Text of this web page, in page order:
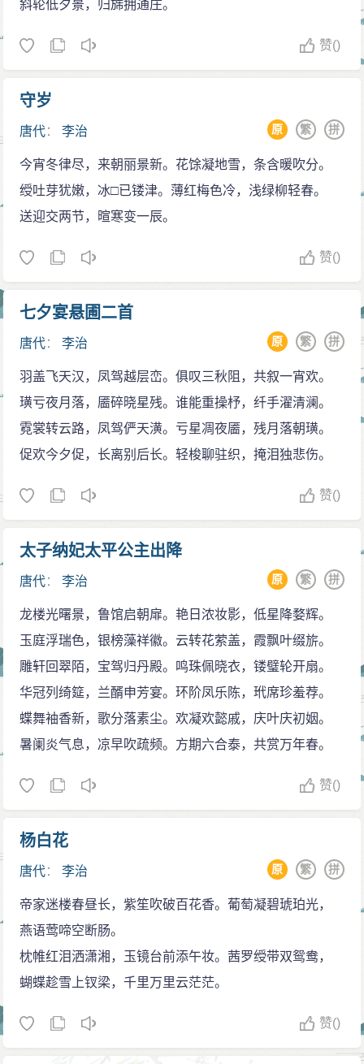
大食国始遣使来唐。
永徽三年 （652）年正月，唐军在牢山大败贺鲁军。
塔。七月户部计，全国380万户。十一月驳马国遣使朝
永徽四年（653年），房遗爱、高阳公主、巴陵公
主、薛万彻柴令武等人密谋拥立荆州王元景为帝，事情
败露，，二月三日，房遗爱、薛万彻、柴令武等都被处
死；李元景、巴陵、高阳公主都被赐以自杀。左骁卫大
贬。
同年，李治颁布孔颖达的《五经正义》，每年秋举明经
考试就依据《五经正义》。
乾纲独断
早在李治还是太子的时候，就与大他四岁的太宗才
人武氏私通；唐太宗驾崩后，武氏依唐后宫之例，入感
永徽元年（650年）五月，唐高宗在太宗周年忌日入
后的思念之情。
永徽二年（651年）五月，唐高宗的孝服已满，武氏
便再度入宫。次年五月，被拜为二品昭仪。
不久高宗欲废王皇后，改立武氏为后。对此，长孙
无忌及褚遂良等元老重臣表示反对。李义府、许敬宗等
却迎合帝意，表示赞成；宿将李勣则奏称：“此陛下家
事，何必更问外人。”高宗在李义府等人的支持下，终于
在永徽六年（655年）废王皇后，立武氏为皇后。长孙无
遂良则被流放至更遥远的爱州（今越南清化），死在那
帝后争锋
李治因武后慢慢有主导政局的趋势，一度有废后的
打算，未料计划被武后得知，武后向李治申诉辩解，事
情遂作罢，但是协助李治拟诏的上官仪则遭族诛。这件
事情过后，李治再也无由压制武后。
显庆末年，李治患风眩头重，目不能视，难于操持
用天皇称号，与天后武氏并称二圣。
上元二年（675），李治患的风眩症更厉害了，便与
斜轮低夕景，归旆拥通庄。
赞()
守岁
唐代：李治 拼
繁
原
今宵冬律尽，来朝丽景新。花馀凝地雪，条含暖吹分。
绶吐芽犹嫩，冰□已镂津。薄红梅色冷，浅绿柳轻春。
送迎交两节，暄寒变一辰。
赞()
七夕宴悬圃二首
唐代：李治 拼
繁
原
羽盖飞天汉，凤驾越层峦。俱叹三秋阻，共叙一宵欢。
璜亏夜月落，靥碎晓星残。谁能重操杼，纤手濯清澜。
霓裳转云路，凤驾俨天潢。亏星凋夜靥，残月落朝璜。
促欢今夕促，长离别后长。轻梭聊驻织，掩泪独悲伤。
赞()
太子纳妃太平公主出降
唐代：李治 拼
繁
原
龙楼光曙景，鲁馆启朝扉。艳日浓妆影，低星降婺辉。
玉庭浮瑞色，银榜藻祥徽。云转花萦盖，霞飘叶缀旂。
雕轩回翠陌，宝驾归丹殿。鸣珠佩晓衣，镂璧轮开扇。
华冠列绮筵，兰醑申芳宴。环阶凤乐陈，玳席珍羞荐。
蝶舞袖香新，歌分落素尘。欢凝欢懿戚，庆叶庆初姻。
暑阑炎气息，凉早吹疏频。方期六合泰，共赏万年春。
赞()
杨白花
唐代：李治 拼
繁
原
帝家迷楼春昼长，紫笙吹破百花香。葡萄凝碧琥珀光，
燕语莺啼空断肠。
枕帷红泪洒潇湘，玉镜台前添午妆。茜罗绶带双鸳鸯，
蝴蝶趁雪上钗梁，千里万里云茫茫。
赞()